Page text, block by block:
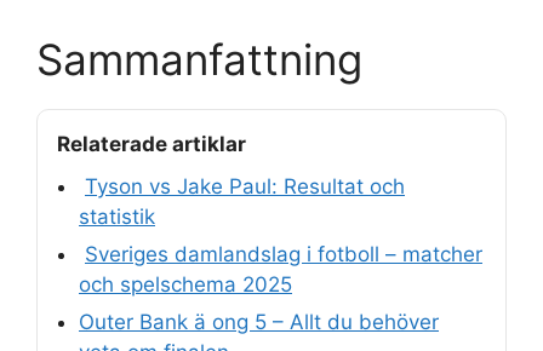
Sammanfattning
Relaterade artiklar
Tyson vs Jake Paul: Resultat och
statistik
Sveriges damlandslag i fotboll – matcher
och spelschema 2025
Outer Bank ä ong 5 – Allt du behöver